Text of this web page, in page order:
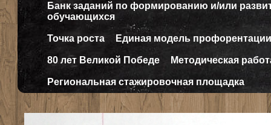
Банк заданий по формированию и/или
обучающихся
Точка роста Единая модель профорентации
80 лет Великой Победе Методическая
Региональная стажировочная площадка